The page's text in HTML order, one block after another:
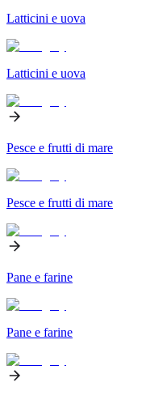
Latticini e uova
Latticini e uova
Pesce e frutti di mare
Pesce e frutti di mare
Pane e farine
Pane e farine